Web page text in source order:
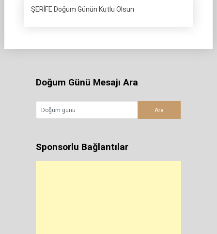
ŞERİFE Doğum Günün Kutlu Olsun
Doğum Günü Mesajı Ara
Sponsorlu Bağlantılar